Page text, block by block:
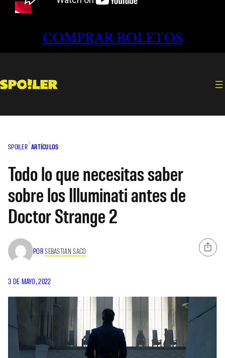
COMPRAR BOLETOS
SPOILER ARTÍCULOS
Todo lo que necesitas saber
sobre los Illuminati antes de
Doctor Strange 2
PORSEBASTIAN SACO
3 DE MAYO, 2022